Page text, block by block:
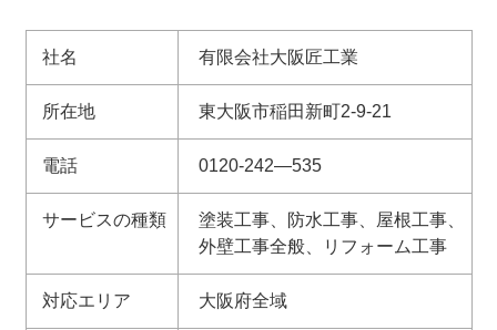
社名 有限会社大阪匠工業
所在地 東大阪市稲田新町2-9-21
電話 0120-242—535
サービスの種類
塗装工事、防水工事、屋根工事、
外壁工事全般、リフォーム工事
対応エリア 大阪府全域